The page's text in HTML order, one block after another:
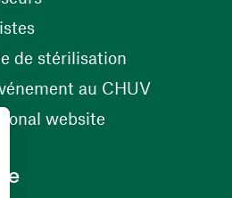
de stérilisation
au CHUV(ouvre
website